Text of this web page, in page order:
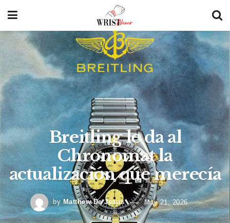
Breitling le da al
Chronomat la
actualización que merecía
by Matthew De Jesus May 21, 2026